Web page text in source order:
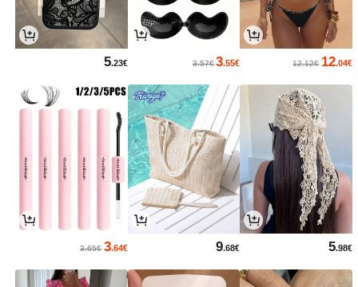
12.04€
12.12€
3.55€
3.57€
5.23€
5.98€
9.68€
3.64€
3.65€